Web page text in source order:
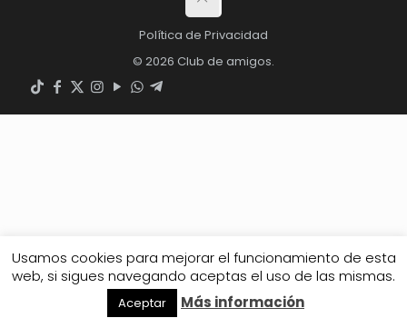
Política de Privacidad
© 2026 Club de amigos.
Usamos cookies para mejorar el funcionamiento de esta
web, si sigues navegando aceptas el uso de las mismas.
Aceptar Más información